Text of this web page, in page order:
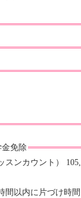
免除
スンカウント）
間以内に片づけ時間